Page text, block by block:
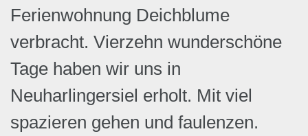
Ferienwohnung Deichblume
verbracht. Vierzehn wunderschöne
Tage haben wir uns in
Neuharlingersiel erholt. Mit viel
spazieren gehen und faulenzen.